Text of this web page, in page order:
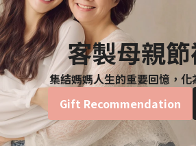
客製母親
集結媽媽人生的重要回憶，化
Gift Recommendation